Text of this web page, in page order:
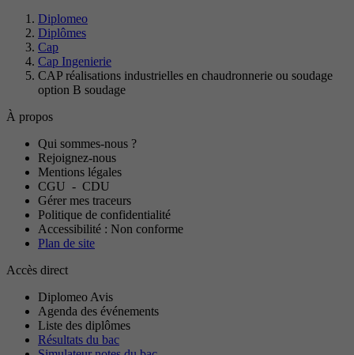
Diplomeo
Diplômes
Cap
Cap Ingenierie
CAP réalisations industrielles en chaudronnerie ou soudage
option B soudage
À propos
Qui sommes-nous ?
Rejoignez-nous
Mentions légales
CGU - CDU
Gérer mes traceurs
Politique de confidentialité
Accessibilité : Non conforme
Plan de site
Accès direct
Diplomeo Avis
Agenda des événements
Liste des diplômes
Résultats du bac